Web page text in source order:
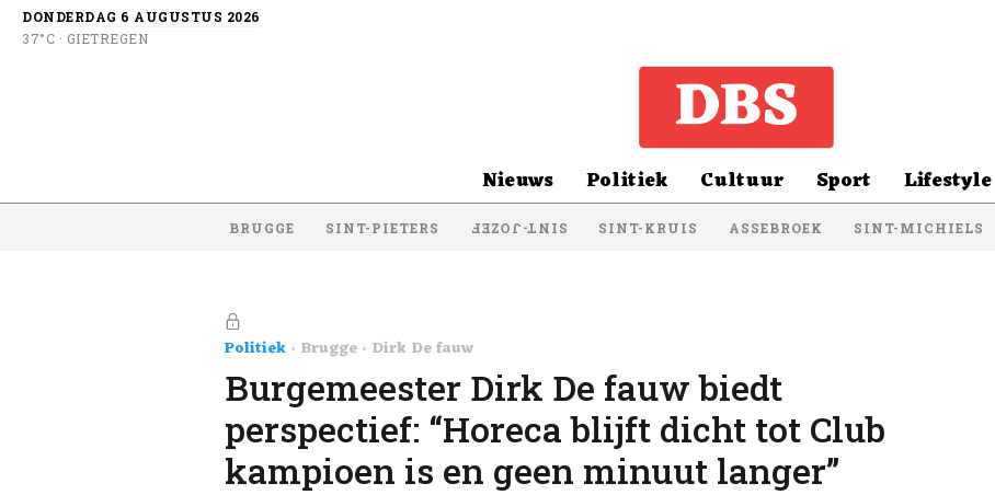
DONDERDAG 6 AUGUSTUS 2026
37°C · GIETREGEN
Nieuws Politiek Cultuur Sport Lifestyle
BRUGGE SINT-PIETERS SINT-JOZEF SINT-KRUIS ASSEBROEK SINT-MICHIELS
Politiek Brugge Dirk De fauw
Burgemeester Dirk De fauw biedt
perspectief: “Horeca blijft dicht tot Club
kampioen is en geen minuut langer”